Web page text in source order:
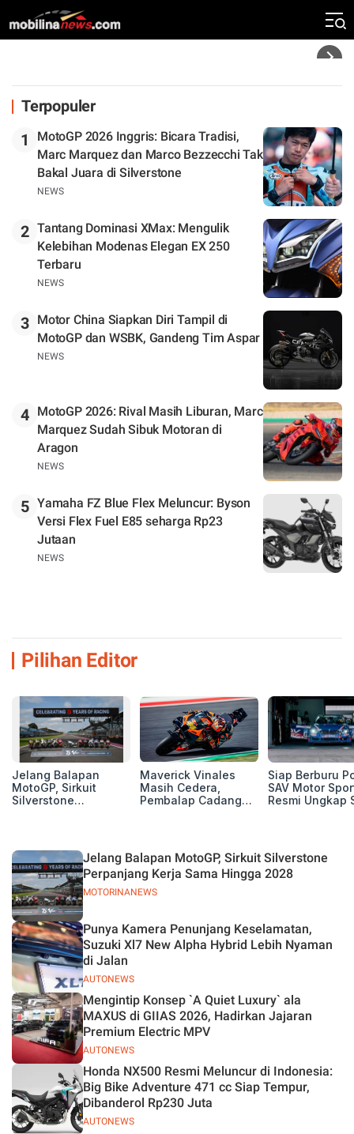
Silverstone. Seri Selanjutnya Belum Jelas
Terpopuler
1
MotoGP 2026 Inggris: Bicara Tradisi,
Marc Marquez dan Marco Bezzecchi Tak
Bakal Juara di Silverstone
NEWS
2 Tantang Dominasi XMax: Mengulik
Kelebihan Modenas Elegan EX 250
Terbaru
NEWS
3
Motor China Siapkan Diri Tampil di
MotoGP dan WSBK, Gandeng Tim Aspar
NEWS
4
MotoGP 2026: Rival Masih Liburan, Marc
Marquez Sudah Sibuk Motoran di
Aragon
NEWS
5 Yamaha FZ Blue Flex Meluncur: Byson
Versi Flex Fuel E85 seharga Rp23
Jutaan
NEWS
Pilihan Editor
Jelang Balapan
MotoGP, Sirkuit
Silverstone
Maverick Vinales
Masih Cedera,
Pembalap Cadangan
Siap Berburu
SAV Motor
Resmi Ungkap
MOTORINANEWS
Jelang Balapan MotoGP, Sirkuit Silverstone
Perpanjang Kerja Sama Hingga 2028
AUTONEWS
Punya Kamera Penunjang Keselamatan,
Suzuki Xl7 New Alpha Hybrid Lebih Nyaman
di Jalan
AUTONEWS
Mengintip Konsep `A Quiet Luxury` ala
MAXUS di GIIAS 2026, Hadirkan Jajaran
Premium Electric MPV
AUTONEWS
Honda NX500 Resmi Meluncur di Indonesia:
Big Bike Adventure 471 cc Siap Tempur,
Dibanderol Rp230 Juta